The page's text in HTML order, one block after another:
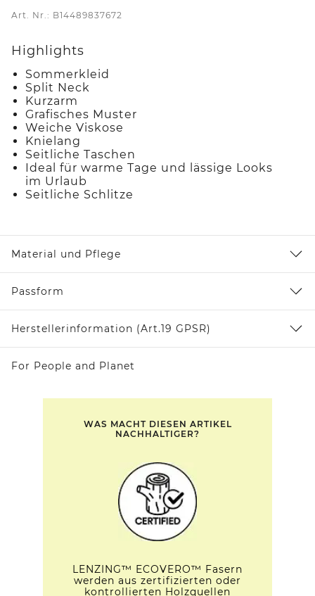
Art. Nr.: B14489837672
Highlights
Sommerkleid
Split Neck
Kurzarm
Grafisches Muster
Weiche Viskose
Knielang
Seitliche Taschen
Ideal für warme Tage und lässige Looks
im Urlaub
Seitliche Schlitze
Material und Pflege
Passform
Herstellerinformation (Art.19 GPSR)
For People and Planet
WAS MACHT DIESEN ARTIKEL
NACHHALTIGER?
LENZING™ ECOVERO™ Fasern
werden aus zertifizierten oder
kontrollierten Holzquellen